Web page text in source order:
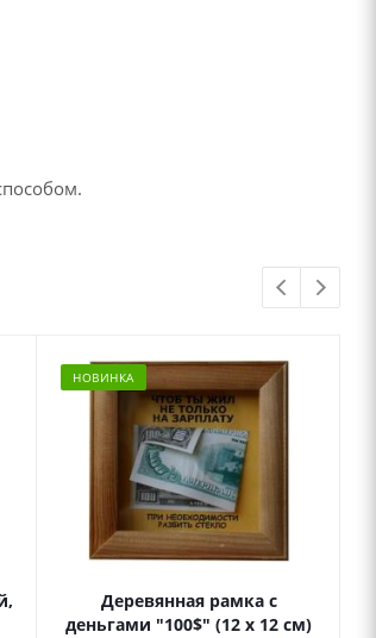
НОВИНКА
Деревянная рамка с
деньгами "100$" (12 х 12 см)